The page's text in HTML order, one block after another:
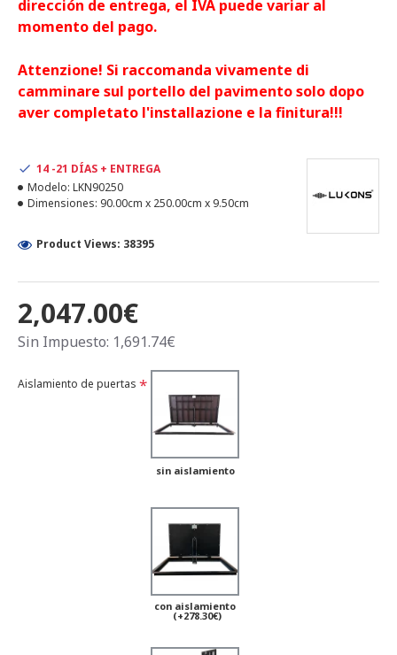
dirección de entrega, el IVA puede variar al
momento del pago.
Attenzione! Si raccomanda vivamente di
camminare sul portello del pavimento solo dopo
aver completato l'installazione e la finitura!!!
2,047.00€
Sin Impuesto: 1,691.74€
14 -21 DÍAS + ENTREGA
Modelo: LKN90250
Dimensiones: 90.00cm x 250.00cm x 9.50cm
Product Views: 38395
Aislamiento de puertas
sin aislamiento
con aislamiento
(+278.30€)